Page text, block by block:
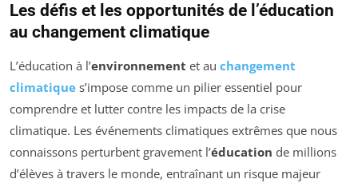
Les défis et les opportunités de l’éducation
au changement climatique
L’éducation à l’environnement et au changement
climatique s’impose comme un pilier essentiel pour
comprendre et lutter contre les impacts de la crise
climatique. Les événements climatiques extrêmes que nous
connaissons perturbent gravement l’éducation de millions
d’élèves à travers le monde, entraînant un risque majeur